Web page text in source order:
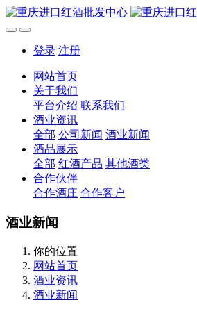
登录 注册
网站首页
关于我们
平台介绍 联系我们
酒业资讯
全部 公司新闻 酒业新闻
酒品展示
全部 红酒产品 其他酒类
合作伙伴
合作酒庄 合作客户
酒业新闻
你的位置
网站首页
酒业资讯
酒业新闻